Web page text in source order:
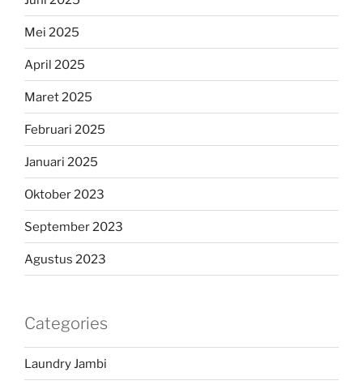
Mei 2025
April 2025
Maret 2025
Februari 2025
Januari 2025
Oktober 2023
September 2023
Agustus 2023
Categories
Laundry Jambi